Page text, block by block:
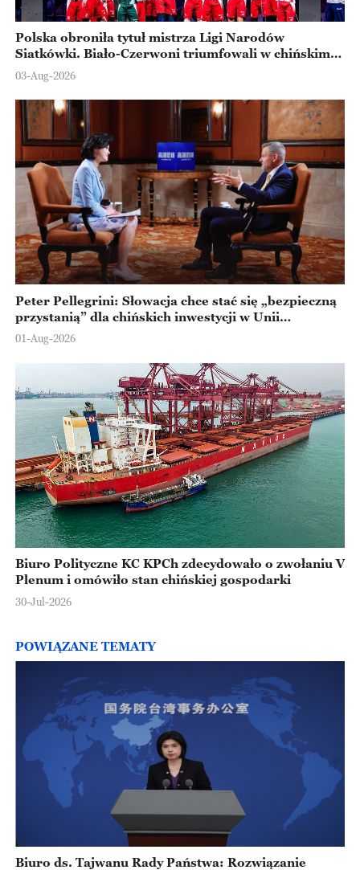
Polska obroniła tytuł mistrza Ligi Narodów
Siatkówki. Biało-Czerwoni triumfowali w chińskim
Ningbo
03-Aug-2026
Peter Pellegrini: Słowacja chce stać się „bezpieczną
przystanią” dla chińskich inwestycji w Unii
Europejskiej
01-Aug-2026
Biuro Polityczne KC KPCh zdecydowało o zwołaniu V
Plenum i omówiło stan chińskiej gospodarki
30-Jul-2026
POWIĄZANE TEMATY
Biuro ds. Tajwanu Rady Państwa: Rozwiązanie